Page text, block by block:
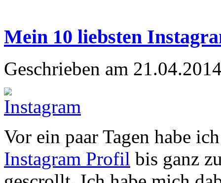
Mein 10 liebsten
Geschrieben am
Vor ein paar Tagen habe
Instagram Profil bis ganz